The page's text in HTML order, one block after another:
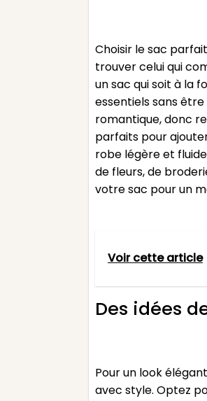
Choisir le sac
trouver celui qui
un sac qui soit à la
essentiels sans
romantique, donc
parfaits pour
robe légère et
de fleurs, de
votre sac pour un
Voir cette article
Des idées
Pour un look
avec style. Optez